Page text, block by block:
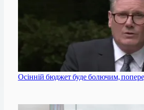
Осінній бюджет буде болючим,